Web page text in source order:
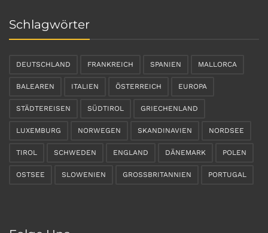
Schlagwörter
DEUTSCHLAND FRANKREICH SPANIEN MALLORCA
BALEAREN ITALIEN ÖSTERREICH EUROPA
STÄDTEREISEN SÜDTIROL GRIECHENLAND
LUXEMBURG NORWEGEN SKANDINAVIEN NORDSEE
TIROL SCHWEDEN ENGLAND DÄNEMARK POLEN
OSTSEE SLOWENIEN GROSSBRITANNIEN PORTUGAL